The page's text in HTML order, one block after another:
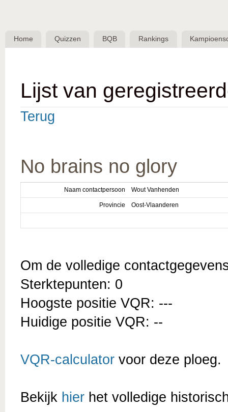
Belgische
QuizBond
Home Quizzen BQB Rankings
Lijst van
Terug
No brains no glory
Naam contactpersoon Wout Vanhenden
Provincie Oost-Vlaanderen
Om de volledige
Sterktepunten: 0
Hoogste positie VQR: ---
Huidige positie VQR: --
VQR-calculator voor deze ploeg.
Bekijk hier het volledige